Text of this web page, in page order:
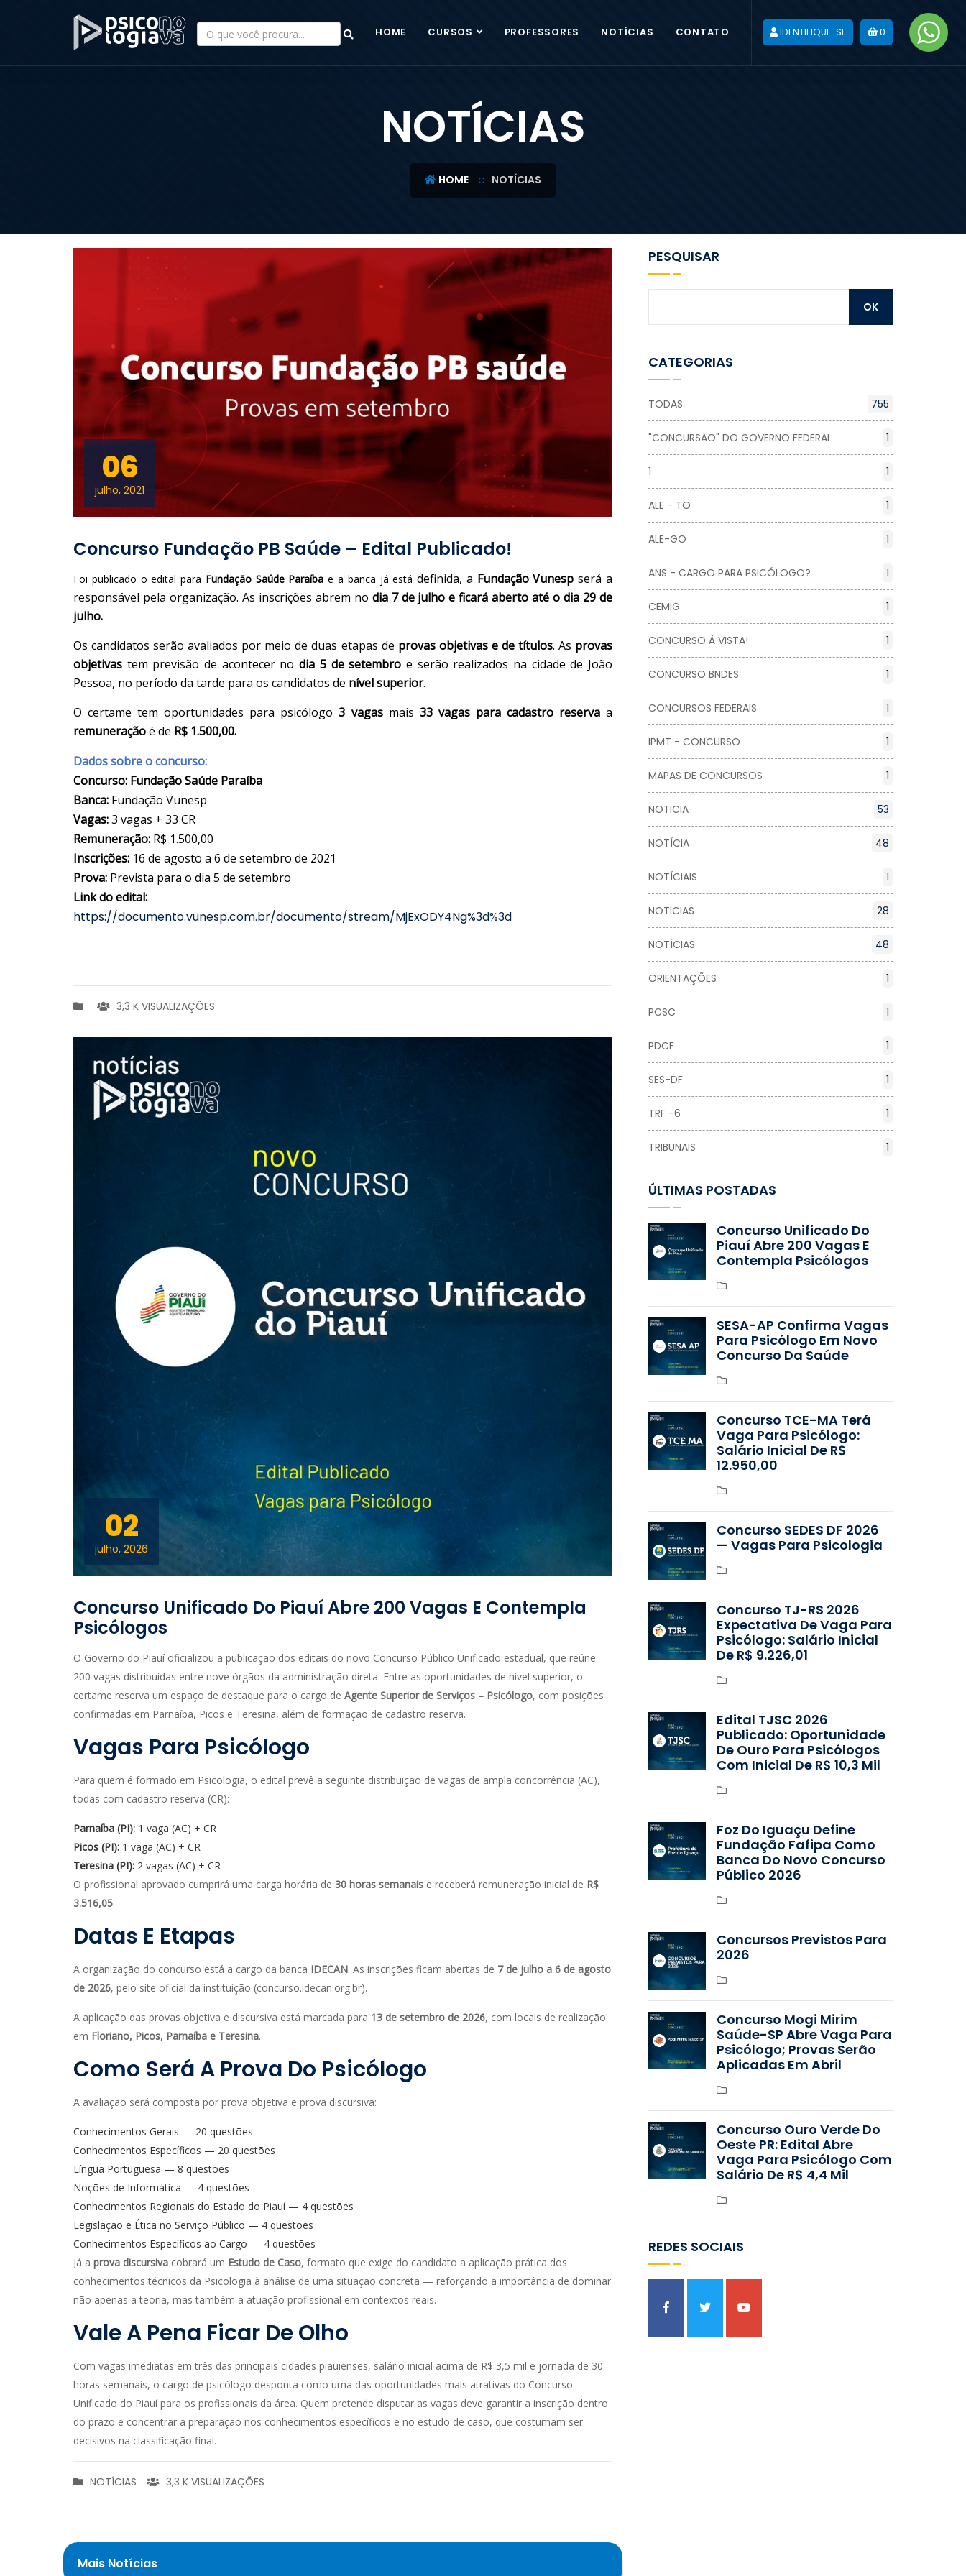
IDENTIFIQUE-SE 0
HOME CURSOS PROFESSORES NOTÍCIAS CONTATO
NOTÍCIAS
HOME NOTÍCIAS
06
julho, 2021
Concurso Fundação PB Saúde – Edital Publicado!
Foi publicado o edital para Fundação Saúde Paraíba e a banca já está definida, a Fundação Vunesp será a
responsável pela organização. As inscrições abrem no dia 7 de julho e ficará aberto até o dia 29 de
julho.
Os candidatos serão avaliados por meio de duas etapas de provas objetivas e de títulos. As provas
objetivas tem previsão de acontecer nodia 5 de setembro e serão realizados na cidade de João
Pessoa, no período da tarde para os candidatos de nível superior.
O certame tem oportunidades para psicólogo3 vagasmais 33 vagas para cadastro reservaa
remuneraçãoé de R$ 1.500,00.
Dados sobre o concurso:
Concurso: Fundação Saúde Paraíba
Banca: Fundação Vunesp
Vagas:3 vagas + 33 CR
Remuneração: R$ 1.500,00
Inscrições: 16 de agosto a 6 de setembro de 2021
Prova: Prevista para o dia 5 de setembro
Link do edital:
https://documento.vunesp.com.br/documento/stream/MjExODY4Ng%3d%3d
3,3 K VISUALIZAÇÕES
02
julho, 2026
Concurso Unificado Do Piauí Abre 200 Vagas E Contempla
Psicólogos
O Governo do Piauí oficializou a publicação dos editais do novo Concurso Público Unificado estadual, que reúne
200 vagas distribuídas entre nove órgãos da administração direta. Entre as oportunidades de nível superior, o
certame reserva um espaço de destaque para o cargo de Agente Superior de Serviços – Psicólogo, com posições
confirmadas em Parnaíba, Picos e Teresina, além de formação de cadastro reserva.
Vagas Para Psicólogo
Para quem é formado em Psicologia, o edital prevê a seguinte distribuição de vagas de ampla concorrência (AC),
todas com cadastro reserva (CR):
Parnaíba (PI): 1 vaga (AC) + CR
Picos (PI): 1 vaga (AC) + CR
Teresina (PI): 2 vagas (AC) + CR
O profissional aprovado cumprirá uma carga horária de 30 horas semanais e receberá remuneração inicial de R$
3.516,05.
Datas E Etapas
A organização do concurso está a cargo da banca IDECAN. As inscrições ficam abertas de 7 de julho a 6 de agosto
de 2026, pelo site oficial da instituição (concurso.idecan.org.br).
A aplicação das provas objetiva e discursiva está marcada para 13 de setembro de 2026, com locais de realização
em Floriano, Picos, Parnaíba e Teresina.
Como Será A Prova Do Psicólogo
A avaliação será composta por prova objetiva e prova discursiva:
Conhecimentos Gerais — 20 questões
Conhecimentos Específicos — 20 questões
Língua Portuguesa — 8 questões
Noções de Informática — 4 questões
Conhecimentos Regionais do Estado do Piauí — 4 questões
Legislação e Ética no Serviço Público — 4 questões
Conhecimentos Específicos ao Cargo — 4 questões
Já a prova discursiva cobrará um Estudo de Caso, formato que exige do candidato a aplicação prática dos
conhecimentos técnicos da Psicologia à análise de uma situação concreta — reforçando a importância de dominar
não apenas a teoria, mas também a atuação profissional em contextos reais.
Vale A Pena Ficar De Olho
Com vagas imediatas em três das principais cidades piauienses, salário inicial acima de R$ 3,5 mil e jornada de 30
horas semanais, o cargo de psicólogo desponta como uma das oportunidades mais atrativas do Concurso
Unificado do Piauí para os profissionais da área. Quem pretende disputar as vagas deve garantir a inscrição dentro
do prazo e concentrar a preparação nos conhecimentos específicos e no estudo de caso, que costumam ser
decisivos na classificação final.
NOTÍCIAS 3,3 K VISUALIZAÇÕES
Mais Notícias
PESQUISAR
CATEGORIAS
TODAS 755
"CONCURSÃO" DO GOVERNO FEDERAL 1
1 1
ALE - TO 1
ALE-GO 1
ANS - CARGO PARA PSICÓLOGO? 1
CEMIG 1
CONCURSO À VISTA! 1
CONCURSO BNDES 1
CONCURSOS FEDERAIS 1
IPMT - CONCURSO 1
MAPAS DE CONCURSOS 1
NOTICIA 53
NOTÍCIA 48
NOTÍCIAIS 1
NOTICIAS 28
NOTÍCIAS 48
ORIENTAÇÕES 1
PCSC 1
PDCF 1
SES-DF 1
TRF -6 1
TRIBUNAIS 1
ÚLTIMAS POSTADAS
Concurso Unificado Do
Piauí Abre 200 Vagas E
Contempla Psicólogos
SESA-AP Confirma Vagas
Para Psicólogo Em Novo
Concurso Da Saúde
Concurso TCE-MA Terá
Vaga Para Psicólogo:
Salário Inicial De R$
12.950,00
Concurso SEDES DF 2026
— Vagas Para Psicologia
Concurso TJ-RS 2026
Expectativa De Vaga Para
Psicólogo: Salário Inicial
De R$ 9.226,01
Edital TJSC 2026
Publicado: Oportunidade
De Ouro Para Psicólogos
Com Inicial De R$ 10,3 Mil
Foz Do Iguaçu Define
Fundação Fafipa Como
Banca Do Novo Concurso
Público 2026
Concursos Previstos Para
2026
Concurso Mogi Mirim
Saúde-SP Abre Vaga Para
Psicólogo; Provas Serão
Aplicadas Em Abril
Concurso Ouro Verde Do
Oeste PR: Edital Abre
Vaga Para Psicólogo Com
Salário De R$ 4,4 Mil
REDES SOCIAIS